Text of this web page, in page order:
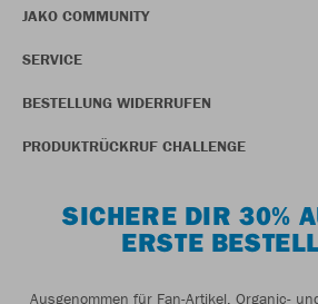
JAKO COMMUNITY
SERVICE
BESTELLUNG WIDERRUFEN
PRODUKTRÜCKRUF CHALLENGE
SICHERE DIR 30%
ERSTE
Ausgenommen für Fan-Artikel, Organic-